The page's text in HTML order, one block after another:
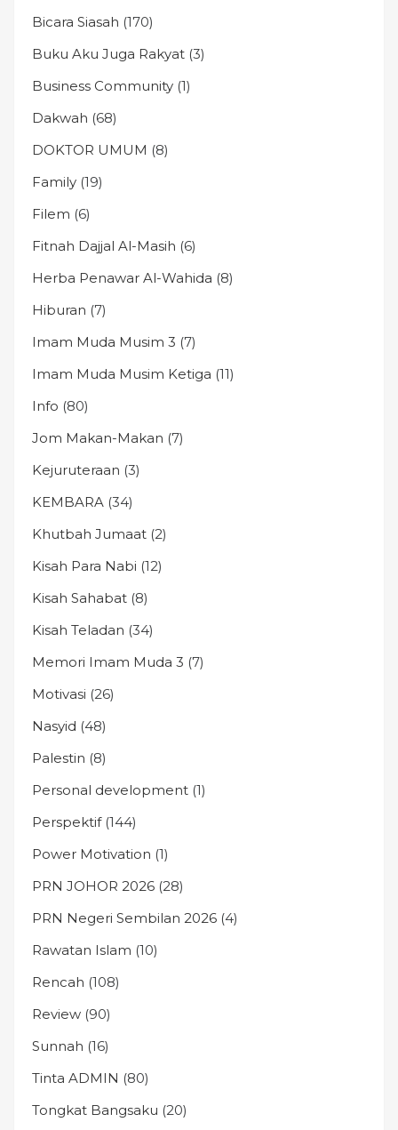
Bicara Siasah (170)
Buku Aku Juga Rakyat (3)
Business Community (1)
Dakwah (68)
DOKTOR UMUM (8)
Family (19)
Filem (6)
Fitnah Dajjal Al-Masih (6)
Herba Penawar Al-Wahida (8)
Hiburan (7)
Imam Muda Musim 3 (7)
Imam Muda Musim Ketiga (11)
Info (80)
Jom Makan-Makan (7)
Kejuruteraan (3)
KEMBARA (34)
Khutbah Jumaat (2)
Kisah Para Nabi (12)
Kisah Sahabat (8)
Kisah Teladan (34)
Memori Imam Muda 3 (7)
Motivasi (26)
Nasyid (48)
Palestin (8)
Personal development (1)
Perspektif(144)
Power Motivation (1)
PRN JOHOR 2026 (28)
PRN Negeri Sembilan 2026 (4)
Rawatan Islam (10)
Rencah (108)
Review (90)
Sunnah (16)
Tinta ADMIN (80)
Tongkat Bangsaku (20)